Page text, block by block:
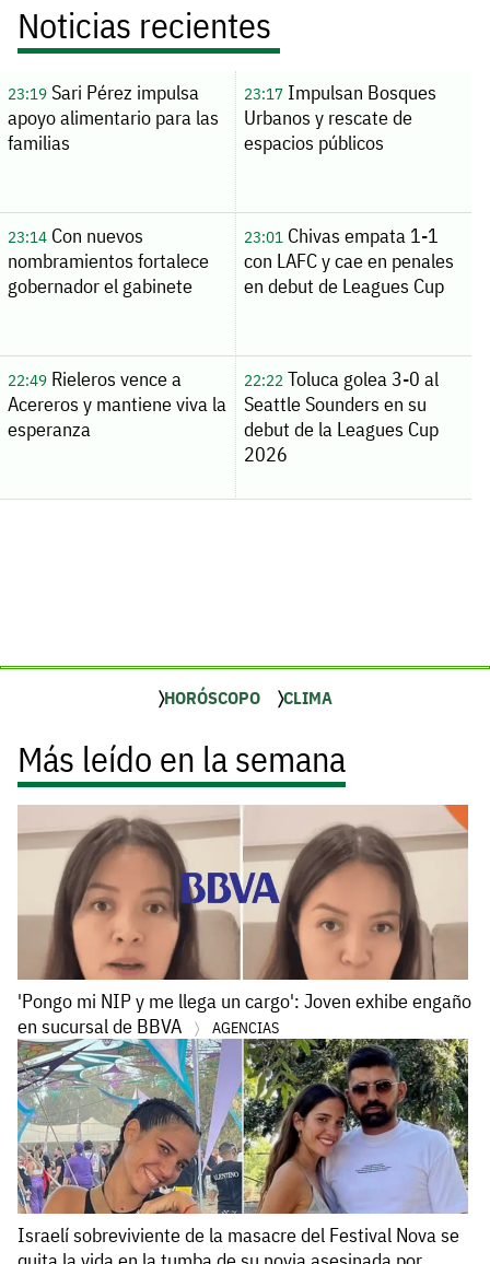
Noticias recientes
23:19Sari Pérez impulsa
apoyo alimentario para las
familias
23:17Impulsan Bosques
Urbanos y rescate de
espacios públicos
23:14Con nuevos
nombramientos fortalece
gobernador el gabinete
23:01Chivas empata 1-1
con LAFC y cae en penales
en debut de Leagues Cup
22:49Rieleros vence a
Acereros y mantiene viva la
esperanza
22:22Toluca golea 3-0 al
Seattle Sounders en su
debut de la Leagues Cup
2026
HORÓSCOPO CLIMA
Más leído en la semana
'Pongo mi NIP y me llega un cargo': Joven exhibe engaño
en sucursal de BBVA
AGENCIAS
Israelí sobreviviente de la masacre del Festival Nova se